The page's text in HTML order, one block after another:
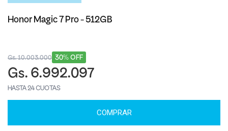
Honor Magic 7 Pro - 512GB
30% OFF
Gs. 10.003.000
Gs. 6.992.097
HASTA 24 CUOTAS
COMPRAR